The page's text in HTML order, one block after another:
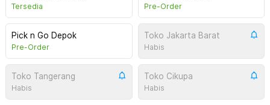
Tersedia Pre-Order
Pick n Go Depok
Pre-Order
Toko Jakarta Barat
Habis
Toko Tangerang
Habis
Toko Cikupa
Habis